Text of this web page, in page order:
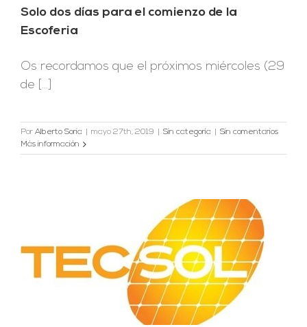
Solo dos días para el comienzo de la
Escoferia
Os recordamos que el próximos miércoles (29
de [...]
Por Alberto Soria mayo 27th, 2019 Sin categoría
Sin comentarios
Más información